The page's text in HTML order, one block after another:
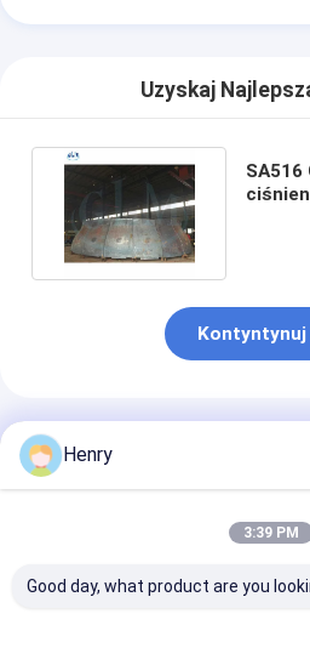
Uzyskaj
SA516
Kontyntynuj
Polecane Produkty
Henry
3:39 PM
Good day, what product are you